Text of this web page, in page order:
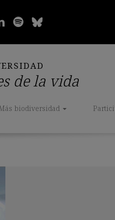
de la vida
biodiversidad